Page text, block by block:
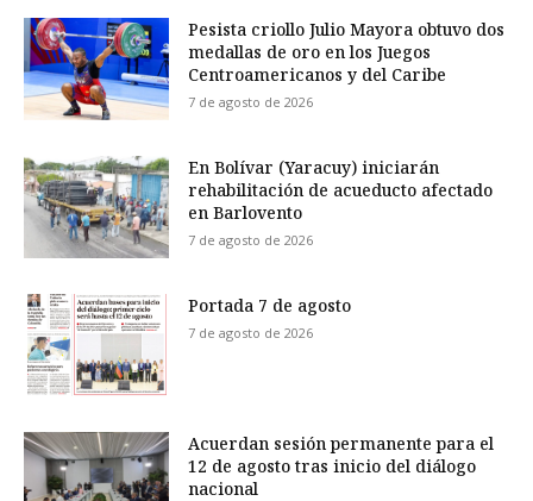
Pesista criollo Julio Mayora obtuvo dos
medallas de oro en los Juegos
Centroamericanos y del Caribe
7 de agosto de 2026
En Bolívar (Yaracuy) iniciarán
rehabilitación de acueducto afectado
en Barlovento
7 de agosto de 2026
Portada 7 de agosto
7 de agosto de 2026
Acuerdan sesión permanente para el
12 de agosto tras inicio del diálogo
nacional